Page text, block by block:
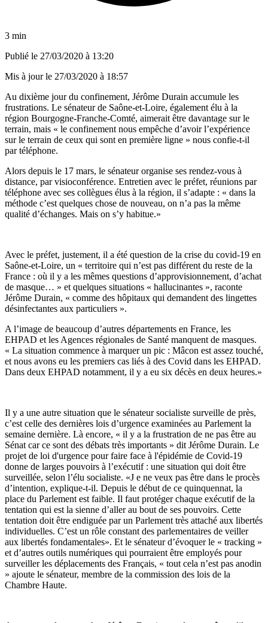
3 min
Publié le 27/03/2020 à 13:20
Mis à jour le 27/03/2020 à 18:57
Au dixième jour du confinement, Jérôme Durain accumule les
frustrations. Le sénateur de Saône-et-Loire, également élu à la
région Bourgogne-Franche-Comté, aimerait être davantage sur le
terrain, mais « le confinement nous empêche d’avoir l’expérience
sur le terrain de ceux qui sont en première ligne » nous confie-t-il
par téléphone.
Alors depuis le 17 mars, le sénateur organise ses rendez-vous à
distance, par visioconférence. Entretien avec le préfet, réunions par
téléphone avec ses collègues élus à la région, il s’adapte : « dans la
méthode c’est quelques chose de nouveau, on n’a pas la même
qualité d’échanges. Mais on s’y habitue.»
Avec le préfet, justement, il a été question de la crise du covid-19 en
Saône-et-Loire, un « territoire qui n’est pas différent du reste de la
France : où il y a les mêmes questions d’approvisionnement, d’achat
de masque… » et quelques situations « hallucinantes », raconte
Jérôme Durain, « comme des hôpitaux qui demandent des lingettes
désinfectantes aux particuliers ».
A l’image de beaucoup d’autres départements en France, les
EHPAD et les Agences régionales de Santé manquent de masques.
« La situation commence à marquer un pic : Mâcon est assez touché,
et nous avons eu les premiers cas liés à des Covid dans les EHPAD.
Dans deux EHPAD notamment, il y a eu six décès en deux heures.»
Il y a une autre situation que le sénateur socialiste surveille de près,
c’est celle des dernières lois d’urgence examinées au Parlement la
semaine dernière. Là encore, « il y a la frustration de ne pas être au
Sénat car ce sont des débats très importants » dit Jérôme Durain. Le
projet de loi d'urgence pour faire face à l'épidémie de Covid-19
donne de larges pouvoirs à l’exécutif : une situation qui doit être
surveillée, selon l’élu socialiste. «J e ne veux pas être dans le procès
d’intention, explique-t-il. Depuis le début de ce quinquennat, la
place du Parlement est faible. Il faut protéger chaque exécutif de la
tentation qui est la sienne d’aller au bout de ses pouvoirs. Cette
tentation doit être endiguée par un Parlement très attaché aux libertés
individuelles. C’est un rôle constant des parlementaires de veiller
aux libertés fondamentales». Et le sénateur d’évoquer le « tracking »
et d’autres outils numériques qui pourraient être employés pour
surveiller les déplacements des Français, « tout cela n’est pas anodin
» ajoute le sénateur, membre de la commission des lois de la
Chambre Haute.